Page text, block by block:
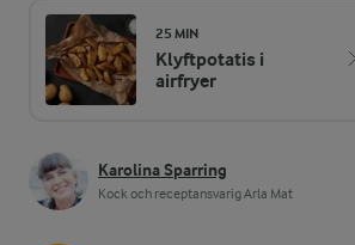
25 MIN
Klyftpotatis i
airfryer
Karolina Sparring
Kock och receptansvarig Arla Mat